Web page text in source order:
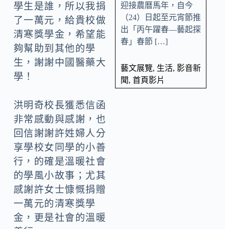
學生是誰，所以我捐
了一萬元，給貴校做
清寒獎學金，希望能
夠幫助到其他的學
生，謝謝中國醫藥大
學！
洪明奇校長獲悉信函
非常感動與感謝，也
回信謝謝許姓婦人分
享學校女同學的小善
行，的確是溫暖社會
的學風小故事；尤其
感謝許女士慷慨捐贈
一萬元的清寒獎學
金，更是社會的溫暖
迎接農曆馬年，自今
（24）日起至元宵節推
出「丙午躍春—藝起探
春」春節 […]
藝文展覽, 生活, 影音新
聞, 首頁影片